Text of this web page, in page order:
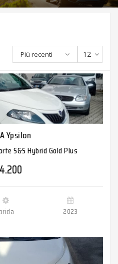
12
Più recenti
Ypsilon
S&S Hybrid Gold Plus
2023